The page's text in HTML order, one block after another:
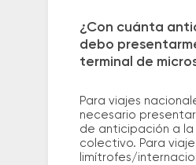
¿Con cuánta
debo
terminal de
Para viajes
necesario
de anticipación a la
colectivo. Para
limítrofes/